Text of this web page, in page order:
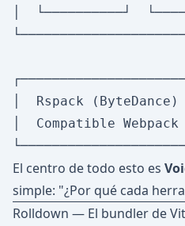
│  └──────────┘
│  Rspack
│  Compatible
El centro de todo esto es
simple: "¿Por qué cada
Rolldown — El bundler de